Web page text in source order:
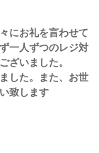
にお礼を言わせて
一人ずつのレジ対
ざいました。
した。また、お世
致します